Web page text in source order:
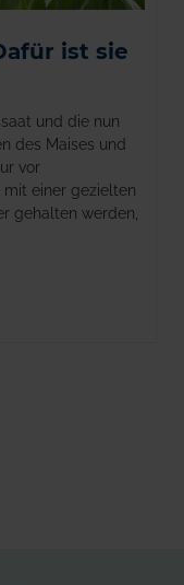
ist sie
und die nun
des Maises und
vor
einer gezielten
gehalten werden,